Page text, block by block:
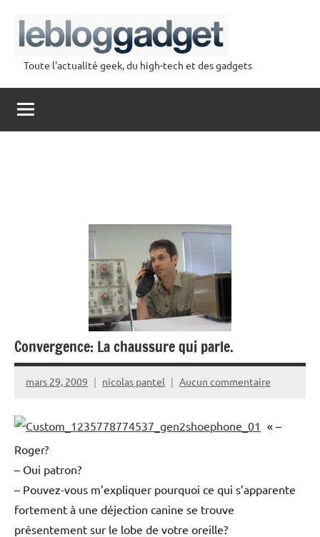
contenu
lebloggadget
Toute l'actualité geek, du high-tech et des gadgets
Convergence: La chaussure qui parle.
mars 29, 2009 nicolas pantel Aucun commentaire
« –
Roger?
– Oui patron?
– Pouvez-vous m’expliquer pourquoi ce qui s’apparente
fortement à une déjection canine se trouve
présentement sur le lobe de votre oreille?